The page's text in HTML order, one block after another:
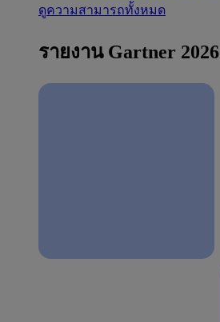
ดูความสามารถทั้งหมด
รายงาน Gartner 2026